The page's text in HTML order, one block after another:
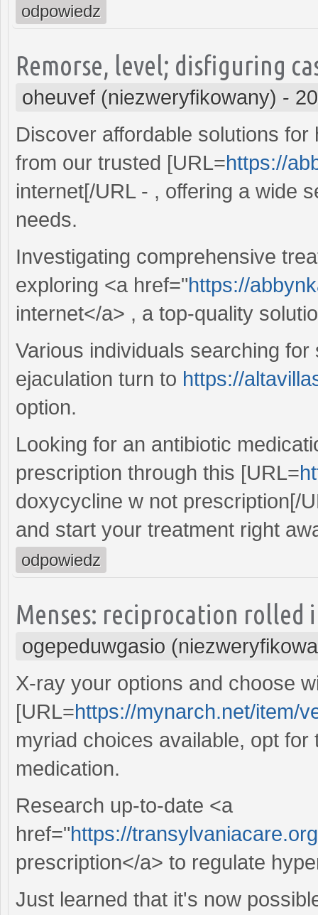
odpowiedz
Remorse, level; disfiguring
oheuvef (niezweryfikowany) -
Discover affordable solutions
from our trusted [URL=https://
internet[/URL - , offering a wide
needs.
Investigating comprehensive
exploring <a href="https://
internet</a> , a top-quality
Various individuals searching
ejaculation turn to https://
option.
Looking for an antibiotic
prescription through this [URL=
doxycycline w not prescription[/
and start your treatment right
odpowiedz
Menses: reciprocation rolled
ogepeduwgasio
X-ray your options and choose
[URL=https://mynarch.net/item/
myriad choices available, opt
medication.
Research up-to-date <a
href="https://
prescription</a> to regulate
Just learned that it's now